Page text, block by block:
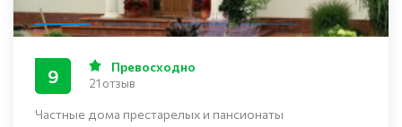
Частные дома престарелых и пансионаты
9 Превосходно
21 отзыв